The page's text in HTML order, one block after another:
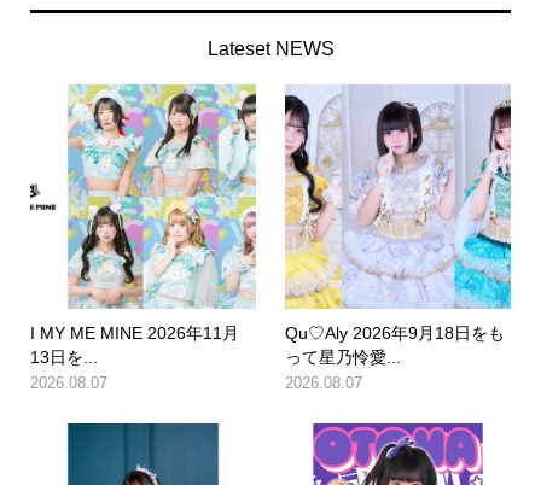
Lateset NEWS
I MY ME MINE 2026年11月
13日を...
2026.08.07
Qu♡Aly 2026年9月18日をも
って星乃怜愛...
2026.08.07